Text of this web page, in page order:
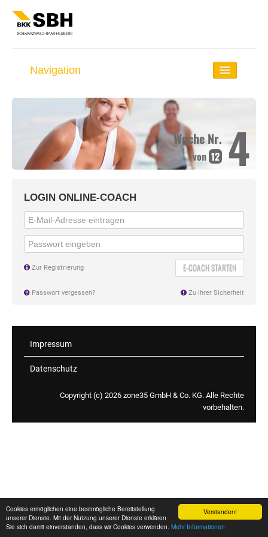
Verstanden!
Cookies ermöglichen eine bestmögliche Bereitstellung
unserer Dienste. Mit der Nutzung unserer Dienste erklären
Sie sich damit einverstanden, dass wir Cookies verwenden. Mehr Informationen
Navigation
Startseite
Lauf-Coach
Rund ums Laufen
Selbst-Check
Lauf-Distanzen
Lauf-Events
Woche Nr.
von 12 4
LOGIN ONLINE-COACH
E-COACH STARTEN
Zur Registrierung
Passwort vergessen? Zu Ihrer Sicherheit
Impressum
Datenschutz
Copyright (c) 2026 zone35 GmbH & Co. KG. Alle Rechte
vorbehalten.